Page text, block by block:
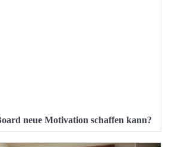
neue Motivation schaffen kann?